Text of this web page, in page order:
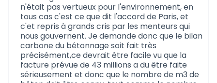
n'était pas vertueux pour l'environnement, en
tous cas c'est ce que dit l'accord de Paris, et
c'et repris à grands cris par les menteurs qui
nous gouvernent. Je demande donc que le bilan
carbone du bétonnage soit fait très
précisément,ce devrait être facile vu que la
facture prévue de 43 millions a du être faite
sérieusement et donc que le nombre de m3 de